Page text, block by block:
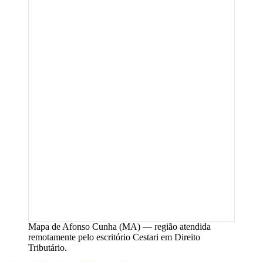
Mapa de Afonso Cunha (MA) — região atendida
remotamente pelo escritório Cestari em Direito
Tributário.